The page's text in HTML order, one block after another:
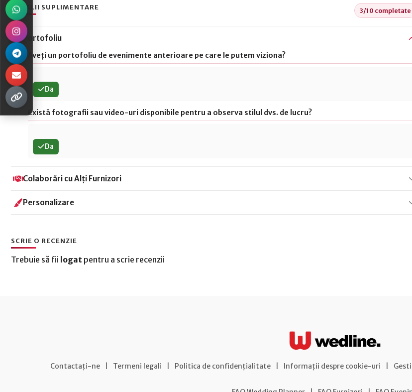
DETALII SUPLIMENTARE 3/10 completate
Portofoliu
Aveți un portofoliu de evenimente anterioare pe care le putem viziona?
Da
Există fotografii sau video-uri disponibile pentru a observa stilul dvs. de lucru?
Da
Colaborări cu Alți Furnizori
Personalizare
SCRIE O RECENZIE
Trebuie să fii logat pentru a scrie recenzii
Contactați-ne Termeni legali Politica de confidențialitate Informații despre cookie-uri